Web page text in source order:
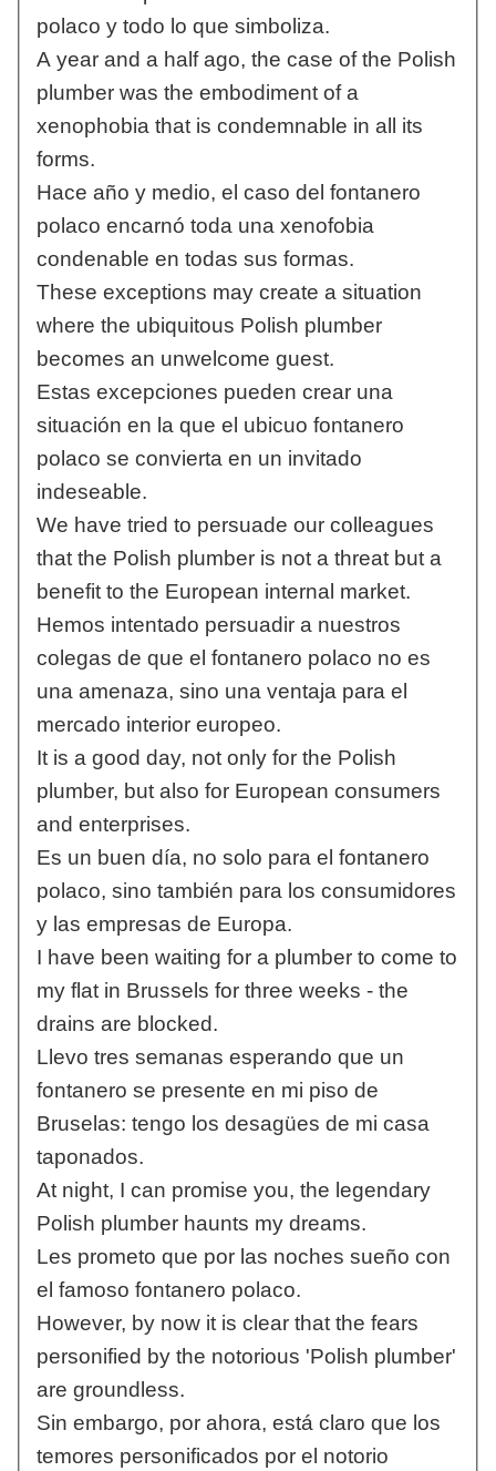
polaco y todo lo que simboliza.
A year and a half ago, the case of the Polish
plumber was the embodiment of a
xenophobia that is condemnable in all its
forms.
Hace año y medio, el caso del fontanero
polaco encarnó toda una xenofobia
condenable en todas sus formas.
These exceptions may create a situation
where the ubiquitous Polish plumber
becomes an unwelcome guest.
Estas excepciones pueden crear una
situación en la que el ubicuo fontanero
polaco se convierta en un invitado
indeseable.
We have tried to persuade our colleagues
that the Polish plumber is not a threat but a
benefit to the European internal market.
Hemos intentado persuadir a nuestros
colegas de que el fontanero polaco no es
una amenaza, sino una ventaja para el
mercado interior europeo.
It is a good day, not only for the Polish
plumber, but also for European consumers
and enterprises.
Es un buen día, no solo para el fontanero
polaco, sino también para los consumidores
y las empresas de Europa.
I have been waiting for a plumber to come to
my flat in Brussels for three weeks - the
drains are blocked.
Llevo tres semanas esperando que un
fontanero se presente en mi piso de
Bruselas: tengo los desagües de mi casa
taponados.
At night, I can promise you, the legendary
Polish plumber haunts my dreams.
Les prometo que por las noches sueño con
el famoso fontanero polaco.
However, by now it is clear that the fears
personified by the notorious 'Polish plumber'
are groundless.
Sin embargo, por ahora, está claro que los
temores personificados por el notorio